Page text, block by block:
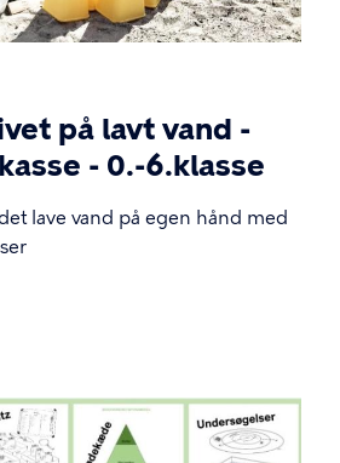
på lavt vand -
- 0.-6.klasse
lave vand på egen hånd med